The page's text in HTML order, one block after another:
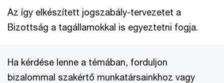
Az így elkészített jogszabály-tervezetet a
Bizottság a tagállamokkal is egyeztetni fogja.
Ha kérdése lenne a témában, forduljon
bizalommal szakértő munkatársainkhoz vagy